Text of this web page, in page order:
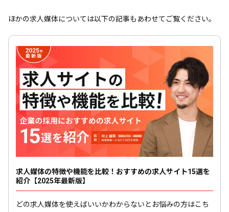
ほかの求人媒体については以下の記事もあわせてご覧ください。
求人媒体の特徴や機能を比較！おすすめの求人サイト15選を
紹介【2025年最新版】
どの求人媒体を使えばいいかわからないとお悩みの方はこち